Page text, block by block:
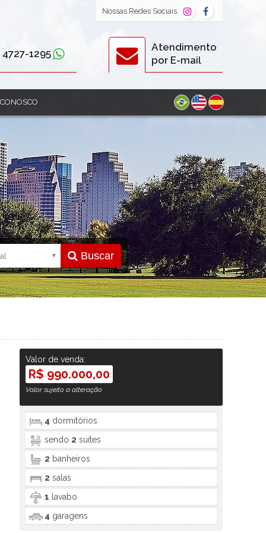
4727-1295
Atendimento
por E-mail
Nossas Redes Sociais
Buscar
Valor de venda:
R$ 990.000,00
Valor sujeito a alteração
4 dormitórios
sendo 2 suítes
2 banheiros
2 salas
1 lavabo
4 garagens